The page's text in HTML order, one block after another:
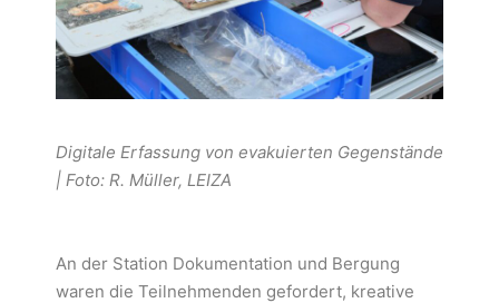
Digitale Erfassung von evakuierten Gegenstände
| Foto: R. Müller, LEIZA
An der Station Dokumentation und Bergung
waren die Teilnehmenden gefordert, kreative